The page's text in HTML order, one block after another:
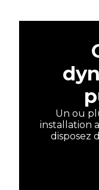
Un ou
installation
disposez